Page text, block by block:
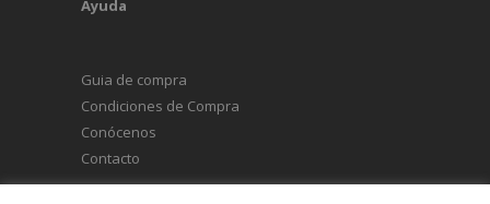
Ayuda
Guia de compra
Condiciones de Compra
Conócenos
Contacto